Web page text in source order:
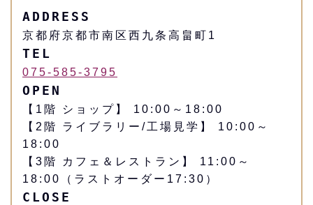
ADDRESS
京都府京都市南区西九条高畠町1
TEL
075-585-3795
OPEN
【1階 ショップ】 10:00～18:00
【2階 ライブラリー/工場見学】 10:00～
18:00
【3階 カフェ＆レストラン】 11:00～
18:00（ラストオーダー17:30）
CLOSE